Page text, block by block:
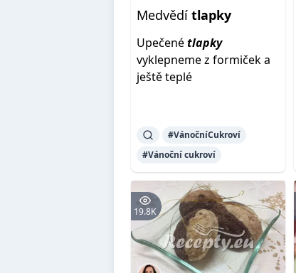
Medvědí tlapky
Upečenétlapky
vyklepneme z formiček a
ještě teplé
#VánočníCukroví
#Vánoční cukroví
19.8K